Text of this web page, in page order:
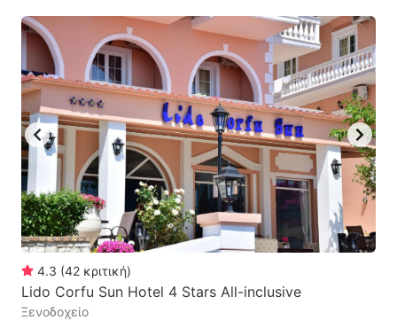
4.3 (42 κριτική)
Lido Corfu Sun Hotel 4 Stars All-inclusive
Ξενοδοχείο